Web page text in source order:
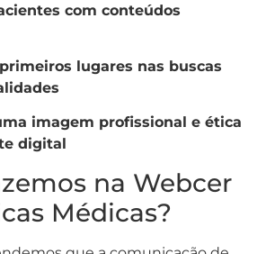
com conteúdos
lugares nas buscas
imagem profissional e ética
digital
na Webcer
Médicas?